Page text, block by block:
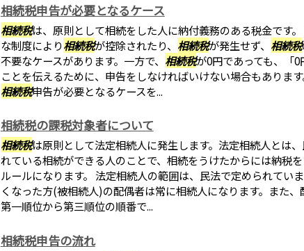
相続税申告が必要となるケース
相続税は、原則として相続をした人に納付義務のある税金です
な制度により相続税が控除されたり、 相続税が発生せず、 相続税
不要なケースがあります。一方で、 相続税が0円であっても、「0
ことを伝えるために、申告をしなければいけない場合もあります
相続税申告が必要となるケースを...
相続税の課税対象者について
相続税は原則として法定相続人に発生します。法定相続人とは
れている相続ができる人のことで、相続をうけたからには納税
ルールになります。 法定相続人の範囲は、民法で定められてい
くなった方(被相続人)の配偶者は常に相続人になります。また、
第一順位から第三順位の順番で...
相続税申告の流れ